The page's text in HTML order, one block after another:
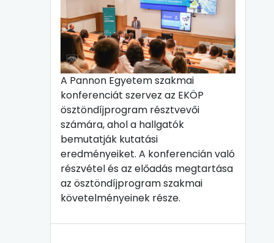
A Pannon Egyetem szakmai
konferenciát szervez az EKÖP
ösztöndíjprogram résztvevői
számára, ahol a hallgatók
bemutatják kutatási
eredményeiket. A konferencián való
részvétel és az előadás megtartása
az ösztöndíjprogram szakmai
követelményeinek része.